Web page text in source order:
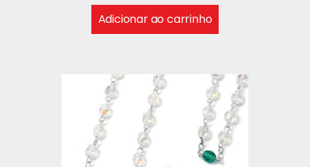
Adicionar ao carrinho